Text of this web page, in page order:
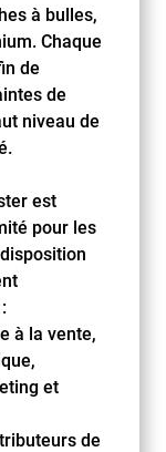
à bulles,
Chaque
de
de
niveau de
est
pour les
à la vente,
et
de